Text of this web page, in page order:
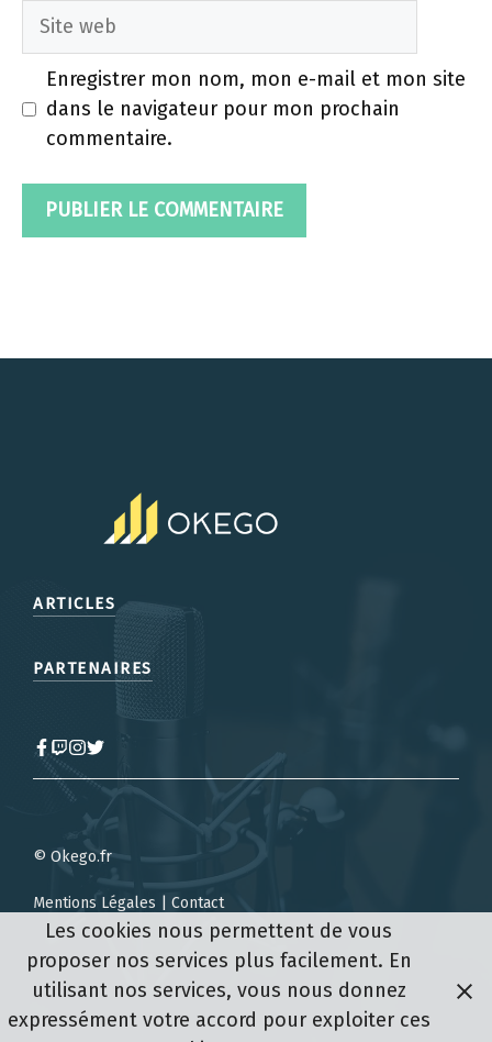
Site
Enregistrer mon nom, mon e-mail et mon site
dans le navigateur pour mon prochain
commentaire.
ARTICLES
PARTENAIRES
© Okego.fr
Mentions Légales Contact
Les cookies nous permettent de vous
proposer nos services plus facilement. En
utilisant nos services, vous nous donnez
expressément votre accord pour exploiter ces